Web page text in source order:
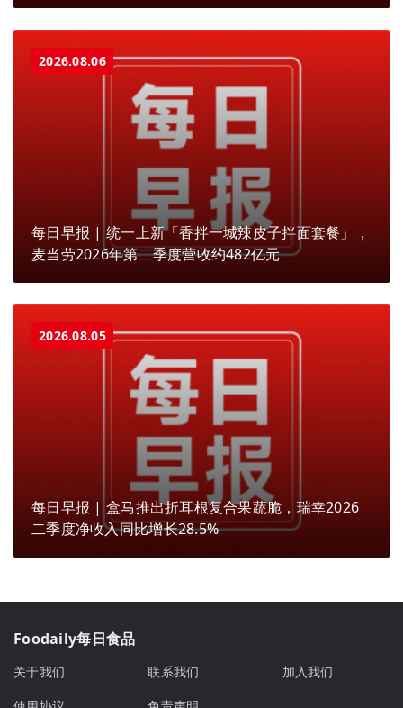
2026.08.06
每日早报 | 统一上新「香拌一城辣皮子拌面套餐」，
麦当劳2026年第二季度营收约482亿元
2026.08.05
每日早报 | 盒马推出折耳根复合果蔬脆，瑞幸2026
二季度净收入同比增长28.5%
Foodaily每日食品
关于我们 联系我们
加入我们